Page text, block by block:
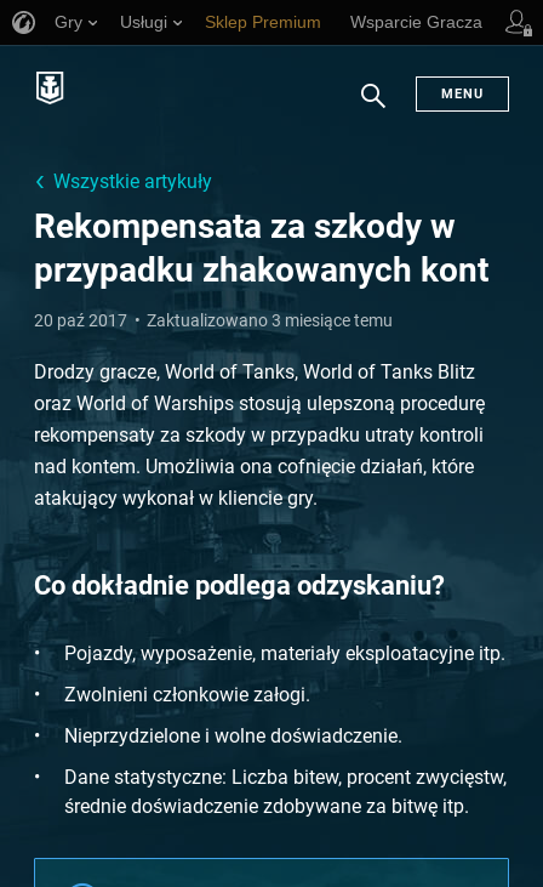
Gry Usługi Sklep Premium Wsparcie Gracza
MENU
Wszystkie artykuły
Rekompensata za szkody w
przypadku zhakowanych kont
20 paź 2017 Zaktualizowano 3 miesiące temu
Drodzy gracze, World of Tanks, World of Tanks Blitz
oraz World of Warships stosują ulepszoną procedurę
rekompensaty za szkody w przypadku utraty kontroli
nad kontem. Umożliwia ona cofnięcie działań, które
atakujący wykonał w kliencie gry.
Co dokładnie podlega odzyskaniu?
Pojazdy, wyposażenie, materiały eksploatacyjne itp.
Zwolnieni członkowie załogi.
Nieprzydzielone i wolne doświadczenie.
Dane statystyczne: Liczba bitew, procent zwycięstw,
średnie doświadczenie zdobywane za bitwę itp.